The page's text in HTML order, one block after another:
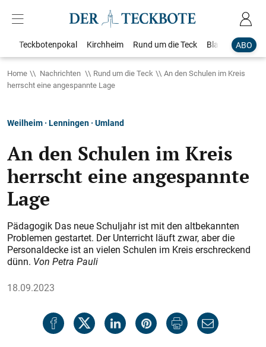
ABO
Teckbotenpokal Kirchheim Rund um die Teck Blaulicht
Home Nachrichten Rund um die Teck
An den Schulen im Kreis
herrscht eine angespannte Lage
Weilheim · Lenningen · Umland
An den Schulen im Kreis
herrscht eine angespannte
Lage
Pädagogik Das neue Schuljahr ist mit den altbekannten
Problemen gestartet. Der Unterricht läuft zwar, aber die
Personaldecke ist an vielen Schulen im Kreis erschreckend
dünn. Von Petra Pauli
18.09.2023